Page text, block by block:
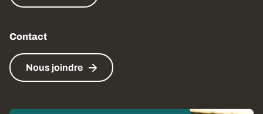
Contact
Nous joindre